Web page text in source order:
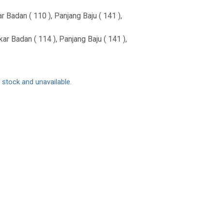
Badan ( 110 ), Panjang Baju ( 141 ),
Badan ( 114 ), Panjang Baju ( 141 ),
and unavailable.